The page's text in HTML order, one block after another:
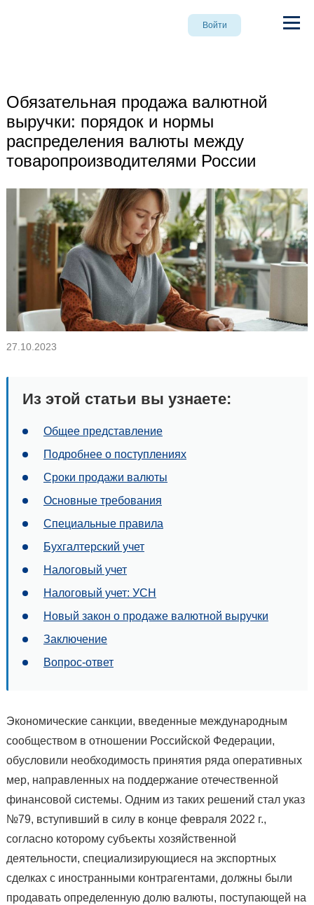
Войти
Обязательная продажа валютной
выручки: порядок и нормы
распределения валюты между
товаропроизводителями России
27.10.2023
Из этой статьи вы узнаете:
Общее представление
Подробнее о поступлениях
Сроки продажи валюты
Основные требования
Специальные правила
Бухгалтерский учет
Налоговый учет
Налоговый учет: УСН
Новый закон о продаже валютной выручки
Заключение
Вопрос-ответ
Экономические санкции, введенные международным
сообществом в отношении Российской Федерации,
обусловили необходимость принятия ряда оперативных
мер, направленных на поддержание отечественной
финансовой системы. Одним из таких решений стал указ
№79, вступивший в силу в конце февраля 2022 г.,
согласно которому субъекты хозяйственной
деятельности, специализирующиеся на экспортных
сделках с иностранными контрагентами, должны были
продавать определенную долю валюты, поступающей на